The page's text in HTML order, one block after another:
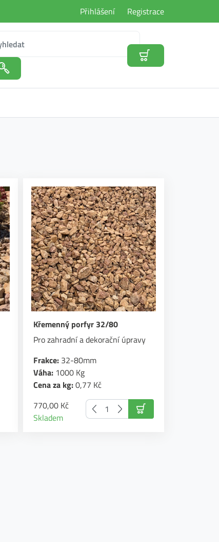
Přihlášení Registrace
Křemenný porfyr 32/80
Pro zahradní a dekorační úpravy
Frakce: 32-80mm
Váha: 1000 Kg
Cena za kg:0,77 Kč
770,00 Kč
Skladem